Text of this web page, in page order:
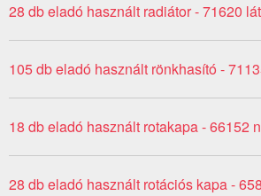
28 db eladó használt radiátor - 71620
105 db eladó használt rönkhasító -
18 db eladó használt rotakapa - 66152
28 db eladó használt rotációs kapa -